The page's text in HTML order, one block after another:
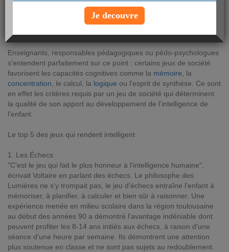
Intelligence spatiale, vitesse de raisonnement, logique...
Découvrez ces jeux à haute valeur ajoutée sur le plan
pédagogique qu'il faut absolument posséder. Car c'est prouvé : ils
développent l'intelligencechez l'enfant.
Enseignants, responsables pédagogiques ou pédo-psychologues
s'entendent parfaitement sur ce point : certains jeux de société
favorisent les capacités cognitives comme la mémoire , la
concentration , le calcul, la logique ou l'esprit de synthèse. Ce sont
en effet les critères requis par un jeu de société qui déterminent
la qualité de son apport au développement de l'intelligence de
l'enfant.
Le top 5 des jeux qui rendent intelligent
1. Les Échecs
"C'est le jeu qui fait le plus honneur à l'intelligence humaine",
écrivait Voltaire en parlant des échecs. Le philosophe des
Lumières ne s'y trompait pas, le jeu d'échecs entraîne l'enfant à
mémoriser, à planifier, à calculer et bien sûr à raisonner. Une
expérience menée en milieu scolaire dans la région toulousaine
au début des années 90 a démontré l'avantage indéniable dont
peuvent profiter les 8-14 ans initiés aux échecs, à raison d'une
séance d'une heure par semaine. Ils démontrent une attention
plus soutenue en classe et ne sont pas sujets au redoublement.
Je decouvre